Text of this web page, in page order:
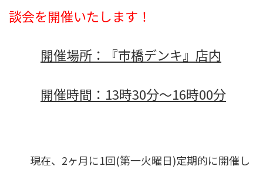
談会を開催いたします！
開催場所：『市橋デンキ』店内
開催時間：13時30分～16時00分
現在、2ヶ月に1回(第一火曜日)定期的に開催し